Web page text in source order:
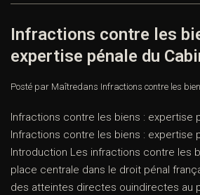
Infractions contre les
expertise pénale du
Posté par Maîtredans Infractions contre les
Infractions contre les biens : expertise
Infractions contre les biens : expertise
Introduction Les infractions contre les
place centrale dans le droit pénal
des atteintes directes ouindirectes au